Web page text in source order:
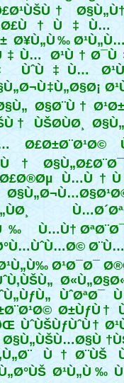
Ø¥Ù„Ù‰
ÙˆÙ‡Ù…
Ø§Ø¨Ù†
ÙŠØ­ÙØ¸
Ø£Ø®Øµ
Ù…Ù†
Ø¹Ù„Ù‰ Ø¹Ø¯Ø¯
ÙˆØªØ¯
Ø±ÙƒÙ†
ÙˆÙŠÙƒÙˆÙ†
Ù†Ø¨ÙŠ
Ø¹Ù„Ù‰